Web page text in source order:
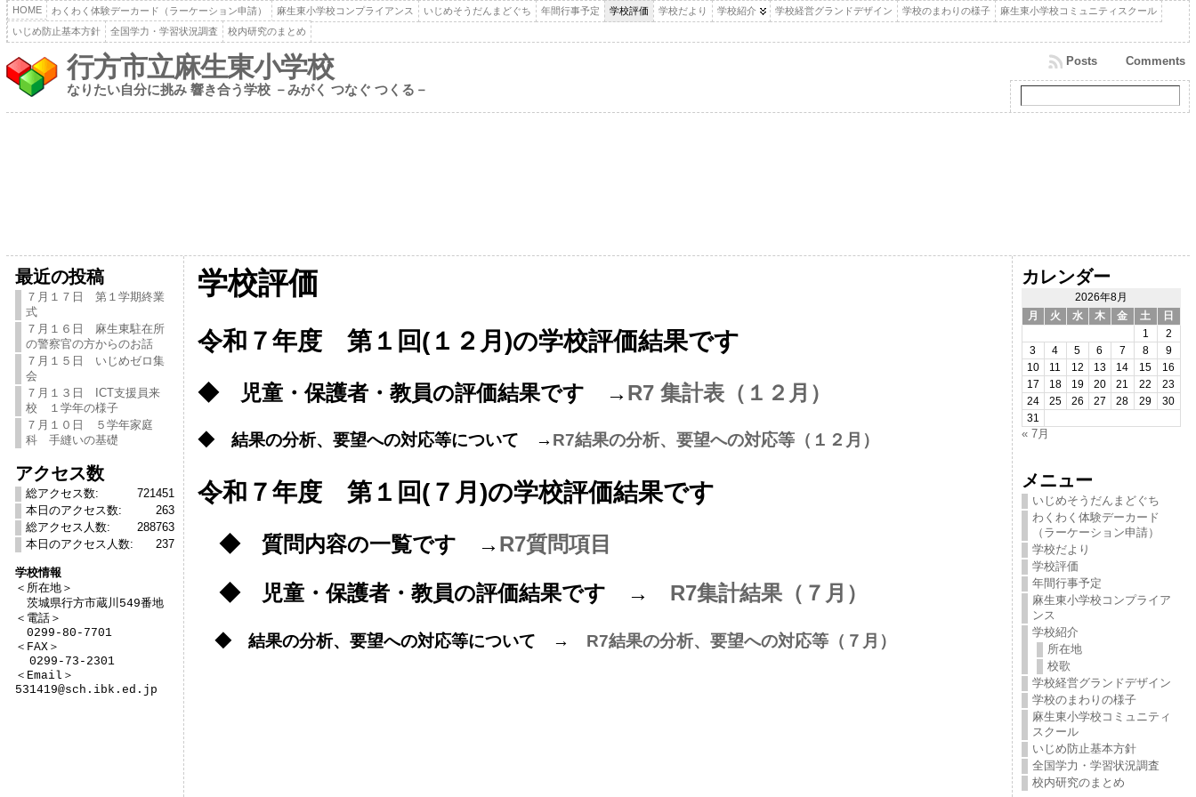
HOME わくわく体験デーカード（ラーケーション申請） 麻生東小学校コンプライアンス いじめそうだんまどぐち 年間行事予定 学校評価 学校だより 学校紹介 学校経営グランドデザイン 学校のまわりの様子
麻生東小学校コミュニティスクール
いじめ防止基本方針
全国学力・学習状況調査 校内研究のまとめ
行方市立麻生東小学校
なりたい自分に挑み 響き合う学校 －みがく つなぐ つくる－
Comments
Posts
最近の投稿
７月１７日 第１学期終業
式
７月１６日 麻生東駐在所
の警察官の方からのお話
７月１５日 いじめゼロ集
会
７月１３日 ICT支援員来
校 １学年の様子
７月１０日 ５学年家庭
科 手縫いの基礎
アクセス数
721451
総アクセス数:
263
本日のアクセス数:
288763
総アクセス人数:
237
本日のアクセス人数:
学校情報
＜所在地＞
茨城県行方市蔵川549番地
＜電話＞
0299-80-7701
＜FAX＞
＜Email＞
531419@sch.ibk.ed.jp
学校評価
令和７年度 第１回(１２月)の学校評価結果です
◆ 児童・保護者・教員の評価結果です → R7 集計表（１２月）
◆ 結果の分析、要望への対応等について → R7結果の分析、要望への対応等（１２月）
令和７年度 第１回(７月)の学校評価結果です
◆ 質問内容の一覧です → R7質問項目
◆ 児童・保護者・教員の評価結果です → R7集計結果（７月）
◆ 結果の分析、要望への対応等について → R7結果の分析、要望への対応等（７月）
カレンダー
2026年8月
月
火 水 木 金 土
日
1
2
3
4 5 6 7 8
9
10
11 12 13 14 15
16
17
18 19 20 21 22
23
24
25 26 27 28 29
30
31
« 7月
メニュー
いじめそうだんまどぐち
わくわく体験デーカード
（ラーケーション申請）
学校だより
学校評価
年間行事予定
麻生東小学校コンプライア
ンス
学校紹介
所在地
校歌
学校経営グランドデザイン
学校のまわりの様子
麻生東小学校コミュニティ
スクール
いじめ防止基本方針
全国学力・学習状況調査
校内研究のまとめ